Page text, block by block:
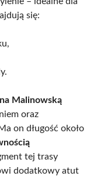
się:
Malinowską
oraz
on długość około
tej trasy
dodatkowy atut